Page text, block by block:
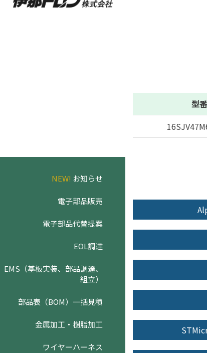
NEW! お知らせ
電子部品販売
電子部品代替提案
EOL調達
EMS（基板実装、部品調達、
組立）
部品表（BOM）一括見積
金属加工・樹脂加工
ワイヤーハーネス
型番